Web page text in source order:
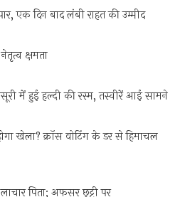
एक दिन बाद लंबी राहत की उम्मीद
क्षमता
में हुई हल्दी की रस्म, तस्वीरें आई सामने
खेला? क्रॉस वोटिंग के डर से हिमाचल
पिता; अफसर छुट्टी पर